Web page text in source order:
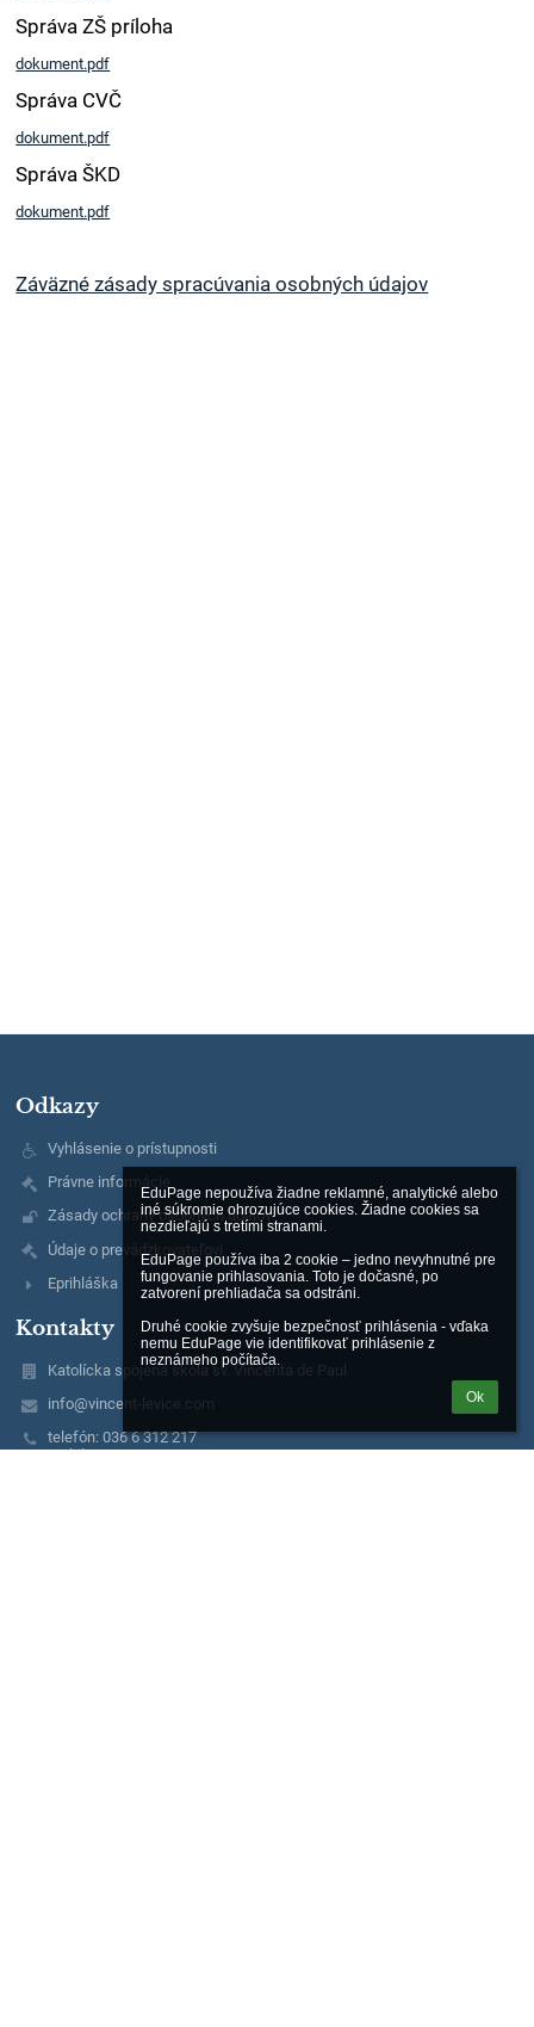
EduPage nepoužíva žiadne reklamné, analytické alebo
iné súkromie ohrozujúce cookies. Žiadne cookies sa
nezdieľajú s tretími stranami.
EduPage používa iba 2 cookie – jedno nevyhnutné pre
fungovanie prihlasovania. Toto je dočasné, po
zatvorení prehliadača sa odstráni.
Druhé cookie zvyšuje bezpečnosť prihlásenia - vďaka
nemu EduPage vie identifikovať prihlásenie z
neznámeho počítača.
Ok
Správa ZŠ príloha
dokument.pdf
Správa CVČ
dokument.pdf
Správa ŠKD
dokument.pdf
Záväzné zásady spracúvania osobných údajov
Odkazy
Vyhlásenie o prístupnosti
Právne informácie
Zásady ochrany osobných údajov
Údaje o prevádzkovateľovi
Eprihláška
Kontakty
Katolícka spojená škola sv. Vincenta de Paul
info@vincent-levice.com
telefón: 036 6 312 217
mobil: 0917 484 461